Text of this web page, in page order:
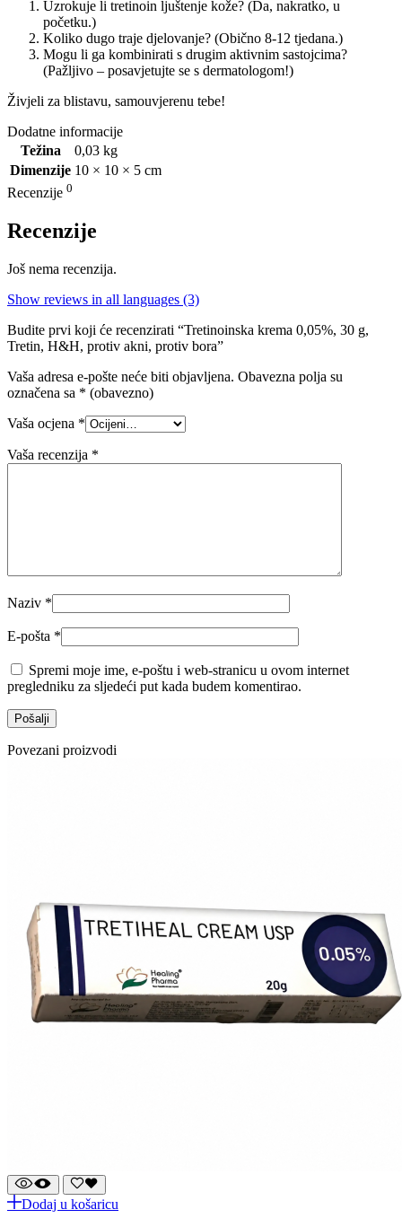
Uzrokuje li tretinoin ljuštenje kože? (Da, nakratko, u
početku.)
Koliko dugo traje djelovanje? (Obično 8-12 tjedana.)
Mogu li ga kombinirati s drugim aktivnim sastojcima?
(Pažljivo – posavjetujte se s dermatologom!)
Živjeli za blistavu, samouvjerenu tebe!
Dodatne informacije
Težina
0,03 kg
Dimenzije 10 × 10 × 5 cm
Recenzije 0
Recenzije
Još nema recenzija.
Show reviews in all languages (3)
Budite prvi koji će recenzirati “Tretinoinska krema 0,05%, 30 g,
Tretin, H&H, protiv akni, protiv bora”
Vaša adresa e-pošte neće biti objavljena. Obavezna polja su
označena sa * (obavezno)
Vaša ocjena *
Vaša recenzija *
Naziv *
E-pošta *
Spremi moje ime, e-poštu i web-stranicu u ovom internet
pregledniku za sljedeći put kada budem komentirao.
Povezani proizvodi
Dodaj u košaricu